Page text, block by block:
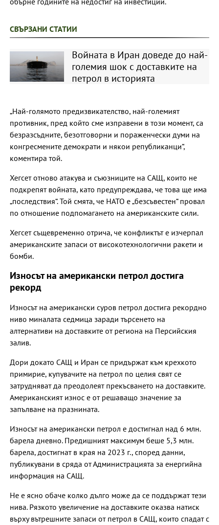
СВЪРЗАНИ СТАТИИ
Войната в Иран доведе до най-
големия шок с доставките на
петрол в историята
„Най-голямото предизвикателство, най-големият
противник, пред който сме изправени в този момент, са
безразсъдните, безотговорни и пораженчески думи на
конгресмените демократи и някои републиканци“,
коментира той.
Хегсет отново атакува и съюзниците на САЩ, които не
подкрепят войната, като предупреждава, че това ще има
„последствия“. Той смята, че НАТО е „безсъвестен“ провал
по отношение подпомагането на американските сили.
Хегсет същевременно отрича, че конфликтът е изчерпал
американските запаси от високотехнологични ракети и
бомби.
Износът на американски петрол достига
рекорд
Износът на американски суров петрол достига рекордно
ниво миналата седмица заради търсенето на
алтернативи на доставките от региона на Персийския
залив.
Дори докато САЩ и Иран се придържат към крехкото
примирие, купувачите на петрол по целия свят се
затрудняват да преодолеят прекъсването на доставките.
Американският износ е от решаващо значение за
запълване на празнината.
Износът на американски петрол е достигнал над 6 млн.
барела дневно. Предишният максимум беше 5,3 млн.
барела, достигнат в края на 2023 г., според данни,
публикувани в сряда от Администрацията за енергийна
информация на САЩ.
Не е ясно обаче колко дълго може да се поддържат тези
нива. Рязкото увеличение на доставките оказва натиск
върху вътрешните запаси от петрол в САЩ, които спадат с